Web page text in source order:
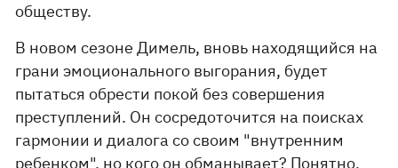
обществу.
В новом сезоне Димель, вновь находящийся на
грани эмоционального выгорания, будет
пытаться обрести покой без совершения
преступлений. Он сосредоточится на поисках
гармонии и диалога со своим "внутренним
ребенком", но кого он обманывает? Понятно,